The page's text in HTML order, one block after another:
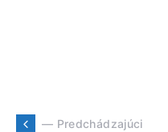
— Predchádzajúci